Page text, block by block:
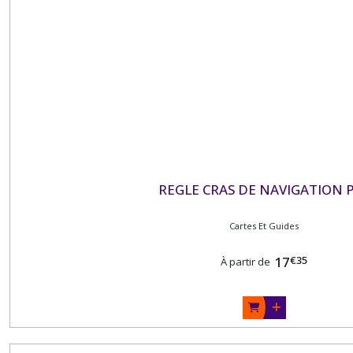
REGLE CRAS DE NAVIGATION
Cartes Et Guides
À partir de 17€35